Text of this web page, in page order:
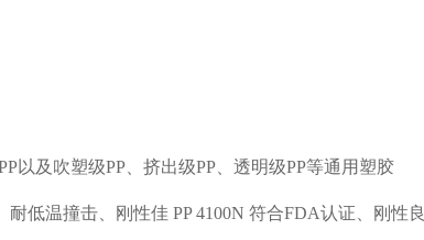
以及吹塑级PP、挤出级PP、透明级PP等通用塑胶
低温撞击、刚性佳 PP 4100N 符合FDA认证、刚